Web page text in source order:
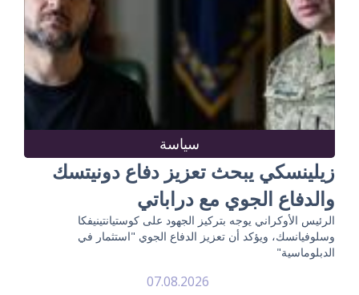
سياسة
زيلينسكي يبحث تعزيز دفاع دونيتسك
والدفاع الجوي مع دراباتي
الرئيس الأوكراني يوجه بتركيز الجهود على كوستيانتينيفكا
وسلوفيانسك، ويؤكد أن تعزيز الدفاع الجوي "استثمار في
الدبلوماسية"
07.08.2026